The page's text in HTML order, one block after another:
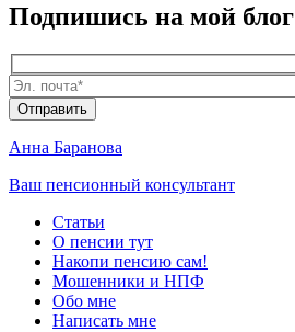
Подпишись на мой блог
Анна Баранова
Ваш пенсионный консультант
Статьи
О пенсии тут
Накопи пенсию сам!
Мошенники и НПФ
Обо мне
Написать мне